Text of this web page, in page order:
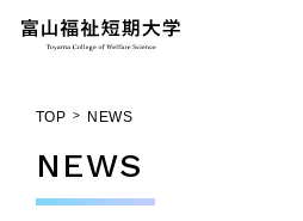
TOP NEWS
NEWS